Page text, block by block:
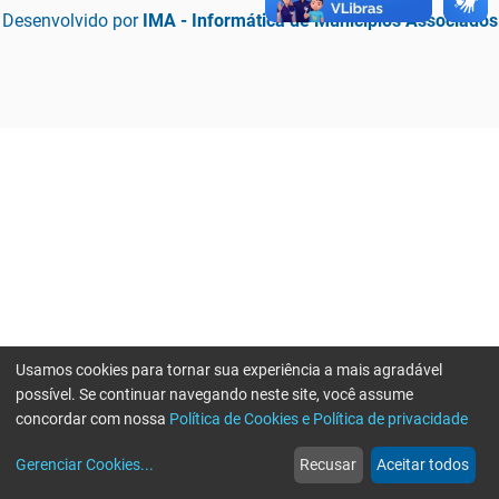
Desenvolvido por IMA - Informática de Municípios Associados
web
Notícias
more_horiz
Mais
Usamos cookies para tornar sua experiência a mais agradável
possível. Se continuar navegando neste site, você assume
concordar com nossa Política de Cookies e Política de privacidade
Gerenciar Cookies... Recusar Aceitar todos
Erro ao enviar informações, por favor tente novamente